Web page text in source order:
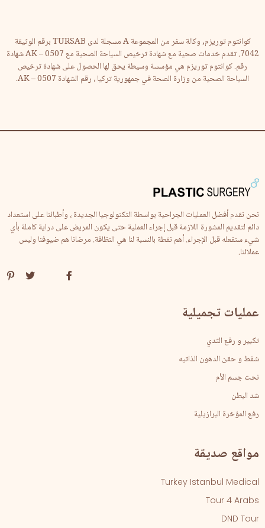
كوانتوم توريزم, وكالة سفر من المجموعة A مسجلة لدى TURSAB برقم الوثيقة
7042. تقدم خدمات صحية مع شهادة ترخيص السياحة الصحية مع AK – 0507 شهادة
رقم. كوانتوم توريزم هي مؤسسة وسيطة يحق لها الحصول على شهادة ترخيص
السياحة الصحية من وزارة الصحة في جمهورية تركيا ، رقم الشهادة AK – 0507.
نحن نقدم أفضل العمليات الجراحية بواسطة التكنولوجيا الجديدة ، وأطبائنا على استعداد
دائم لتقديم المشورة اللازمة قبل إجراء العملية حتى يكون المريض على دراية كاملة بأي
شيء سنفعله قبل الإجراء. أهم نقطة بالنسبة لنا هي النظافة. مرضانا هم ضيوفنا وليس
عملائنا.
عمليات تجميلية
تكبير و رفع الثدي
شفط و حقن الدهون الذاتيه
نحت جسم الأم
شد البطن
رفع المؤخرة البرازيلية
مواقع صديقة
Turkey Istanbul Medical
Tour 4 Arabs
DND Tour